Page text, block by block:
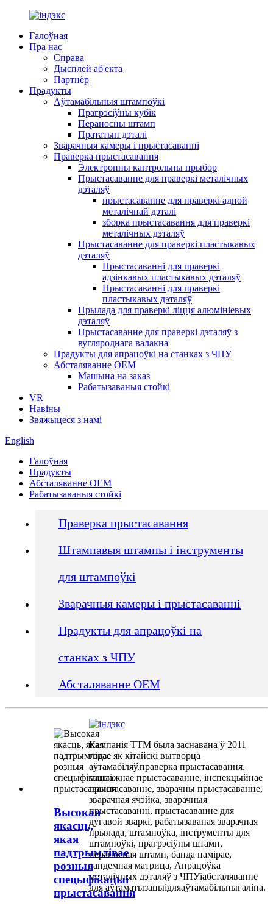
Галоўная
Пра нас
Справа
Дысплей аб'екта
Партнёр
Прадукты
Аўтамабільныя штампоўкі
Прагрэсіўны кубік
Пераносны штамп
Прататып дэталі
Зварачныя камеры і прыстасаванні
Праверка прыстасавання
Электронны кантрольны прыбор
Прыстасаванне для праверкі металічных
дэталяў
прыстасаванне для праверкі адной
металічнай дэталі
зборка прыстасавання для праверкі
металічных дэталяў
Прыстасаванне для праверкі пластыкавых
дэталяў
Прыстасаванні для праверкі
адзінкавых пластыкавых дэталяў
Прыстасаванні для праверкі
пластыкавых дэталяў
Прылада для праверкі ліцця алюмініевых
дэталяў
Прыстасаванне для праверкі дэталяў з
вугляроднага валакна
Прадукты для апрацоўкі на станках з ЧПУ
Абсталяванне OEM
Машына на заказ
Рабатызаваныя стойкі
VR
Навіны
Звяжыцеся з намі
English
Галоўная
Прадукты
Абсталяванне OEM
Рабатызаваныя стойкі
Праверка прыстасавання
Штампавыя штампы і інструменты
для штампоўкі
Зварачныя камеры і прыстасаванні
Прадукты для апрацоўкі на
станках з ЧПУ
Абсталяванне OEM
Высокая
якасць,
якая
падтрымлівае
розныя
спецыфікацыі
прыстасавання
Кампанія TTM была заснавана ў 2011
годзе як кітайскі вытворца
аўтамабіляў.праверка прыстасавання,
мантажнае прыстасаванне, інспекцыйнае
прыстасаванне, зварачны прыстасаванне,
зварачная ячэйка, зварачныя
прыстасаванні, прыстасаванне для
дугавой зваркі, рабатызаваная зварачная
прылада, штампоўка, інструменты для
штампоўкі, прагрэсіўны штамп,
пераносная штамп, банда памірае,
тандемная матрица, Апрацоўка
металічных дэталяў з ЧПУіабсталяванне
для аўтаматызацыідляаўтамабільныгаліна.